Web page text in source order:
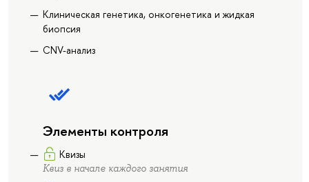
Клиническая генетика, онкогенетика и жидкая
биопсия
CNV-анализ
Элементы контроля
Квизы
Квиз в начале каждого занятия